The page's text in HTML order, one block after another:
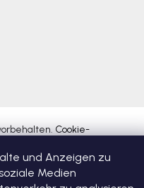
und Anzeigen zu
Medien
Cookie-